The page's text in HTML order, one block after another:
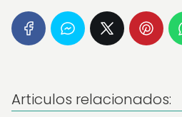
Articulos relacionados: